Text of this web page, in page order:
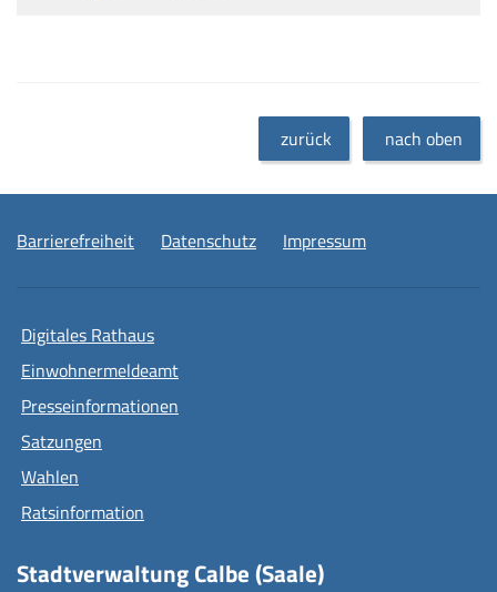
zurück nach oben
Barrierefreiheit Datenschutz Impressum
Digitales Rathaus
Einwohnermeldeamt
Presseinformationen
Satzungen
Wahlen
Ratsinformation
Stadtverwaltung Calbe (Saale)